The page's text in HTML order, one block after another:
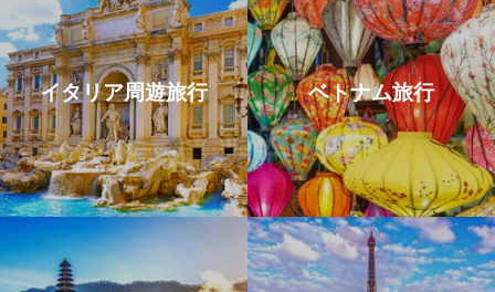
イタリア周遊旅行 ベトナム旅行